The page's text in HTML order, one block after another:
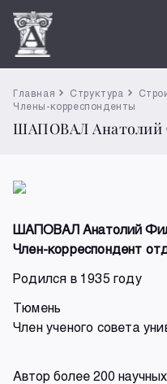
Главная Структура
Члены-корреспонденты
ШАПОВАЛ Анатолий
ШАПОВАЛ Анатолий
Член-корреспондент
Родился в 1935 году
Тюмень
Член ученого совета
Автор более 200